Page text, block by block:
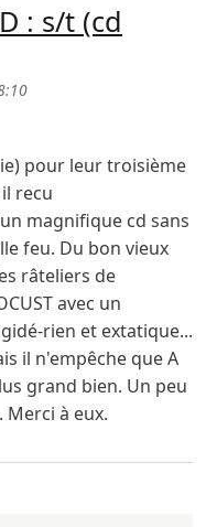
: s/t (cd
pour leur troisième
recu
magnifique cd sans
feu. Du bon vieux
râteliers de
avec un
rien et extatique...
il n'empêche que A
grand bien. Un peu
à eux.